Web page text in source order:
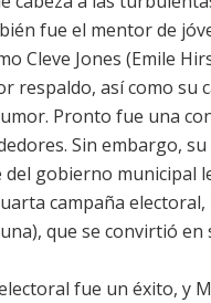
fue el mentor de
Cleve Jones (Emile
respaldo, así como su
Pronto fue una
Sin embargo,
gobierno municipal
campaña electoral,
que se convirtió en
fue un éxito, y